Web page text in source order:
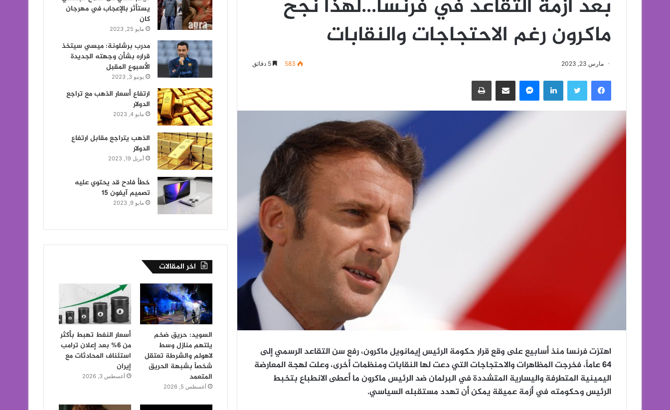
بعد أزمة التقاعد في فرنسا…لهذا نجح
ماكرون رغم الاحتجاجات والنقابات
مارس 23, 2023 583
فيسبوك تويتر لينكدإن ماسنجر مشاركة عبر البريد طباعة
اهتزت فرنسا منذ أسابيع على وقع قرار حكومة الرئيس إيمانويل ماكرون، رفع سن التقاعد الرسمي إلى
64 عاماً، فخرجت المظاهرات والاحتجاجات التي دعت لها النقابات ومنظمات أخرى، وعلت لهجة المعارضة
اليمينية المتطرفة واليسارية المتشددة في البرلمان ضد الرئيس ماكرون ما أعطى الانطباع بتخبط
الرئيس وحكومته في أزمة عميقة يمكن أن تهدد مستقبله السياسي.
يستأثر بالإعجاب في مهرجان
كان
مايو 25, 2023
مدرب برشلونة: ميسي سيتخذ
قراره بشأن وجهته الجديدة
الأسبوع المقبل
يونيو 3, 2023
ارتفاع أسعار الذهب مع تراجع
الدولار
مايو 4, 2023
الذهب يتراجع مقابل ارتفاع
الدولار
أبريل 19, 2023
خطأ فادح قد يحتوي عليه
تصميم آيفون 15
مايو 9, 2023
اخر المقالات
السويد: حريق ضخم
يلتهم منازل وسط
لاهولم والشرطة تعتقل
شخصاً بشبهة الحريق
المتعمد
أغسطس 5, 2026
أسعار النفط تهبط بأكثر
من 6% بعد إعلان ترامب
استئناف المحادثات مع
إيران
أغسطس 3, 2026